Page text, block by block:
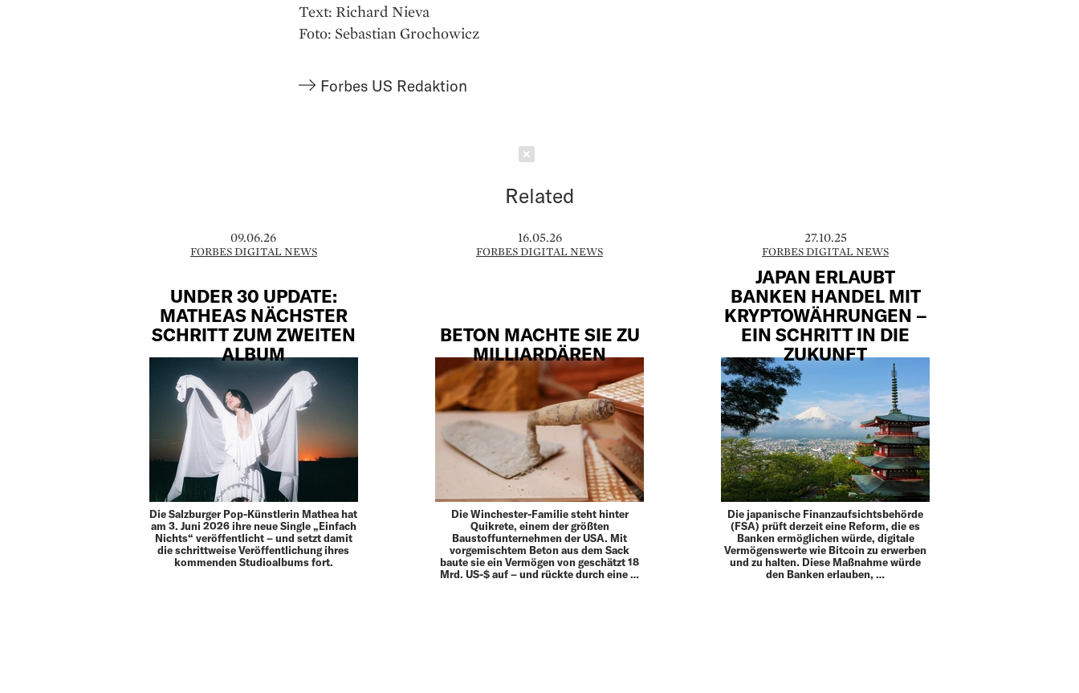
Text: Richard Nieva
Foto: Sebastian Grochowicz
Forbes US Redaktion
Related
09.06.26
FORBES DIGITAL NEWS
UNDER 30 UPDATE:
MATHEAS NÄCHSTER
SCHRITT ZUM ZWEITEN
ALBUM
Die Salzburger Pop-Künstlerin Mathea hat
am 3. Juni 2026 ihre neue Single „Einfach
Nichts“ veröffentlicht – und setzt damit
die schrittweise Veröffentlichung ihres
kommenden Studioalbums fort.
16.05.26
FORBES DIGITAL NEWS
BETON MACHTE SIE ZU
MILLIARDÄREN
Die Winchester-Familie steht hinter
Quikrete, einem der größten
Baustoffunternehmen der USA. Mit
vorgemischtem Beton aus dem Sack
baute sie ein Vermögen von geschätzt 18
Mrd. US-$ auf – und rückte durch eine …
27.10.25
FORBES DIGITAL NEWS
JAPAN ERLAUBT
BANKEN HANDEL MIT
KRYPTOWÄHRUNGEN –
EIN SCHRITT IN DIE
ZUKUNFT
Die japanische Finanzaufsichtsbehörde
(FSA) prüft derzeit eine Reform, die es
Banken ermöglichen würde, digitale
Vermögenswerte wie Bitcoin zu erwerben
und zu halten. Diese Maßnahme würde
den Banken erlauben, …